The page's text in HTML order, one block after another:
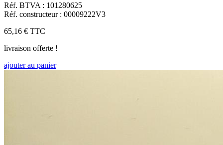
Réf. BTVA : 101280625
Réf. constructeur : 00009222V3
65,16 € TTC
livraison offerte !
ajouter au panier